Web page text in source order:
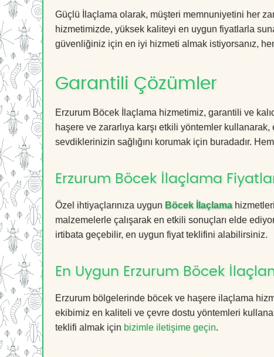
Güçlü İlaçlama olarak, müşteri memnuniyetini her
hizmetimizde, yüksek kaliteyi en uygun fiyatlarla
güvenliğiniz için en iyi hizmeti almak istiyorsanız,
Garantili Çözümler
Erzurum Böcek İlaçlama hizmetimiz, garantili ve
haşere ve zararlıya karşı etkili yöntemler
sevdiklerinizin sağlığını korumak için buradadır.
Erzurum Böcek İlaçlama
Özel ihtiyaçlarınıza uygun Böcek İlaçlama
malzemelerle çalışarak en etkili sonuçları elde
irtibata geçebilir, en uygun fiyat teklifini alabilirsiniz.
En Uygun Erzurum Böcek
Erzurum bölgelerinde böcek ve haşere ilaçlama
ekibimiz en kaliteli ve çevre dostu yöntemleri
teklifi almak için bizimle iletişime geçin.